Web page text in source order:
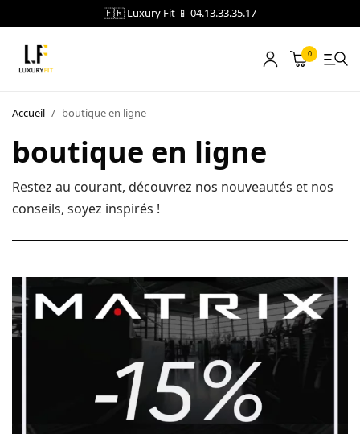
🇫🇷 Luxury Fit 📱 04.13.33.35.17
0
Accueil / boutique en ligne
boutique en ligne
Restez au courant, découvrez nos nouveautés et nos
conseils, soyez inspirés !
LOCATION
NOTRE CATALOGUE
BLOG
A PROPOS
Blog
Boutique
Copyright © 2024 Luxury Fit. All rights reserved.